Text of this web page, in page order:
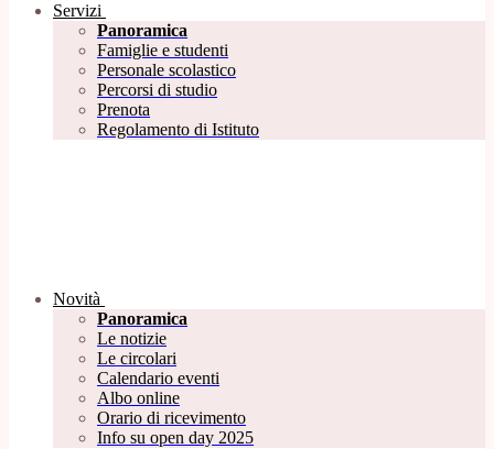
Servizi
Panoramica
Famiglie e studenti
Personale scolastico
Percorsi di studio
Prenota
Regolamento di Istituto
Novità
Panoramica
Le notizie
Le circolari
Calendario eventi
Albo online
Orario di ricevimento
Info su open day 2025